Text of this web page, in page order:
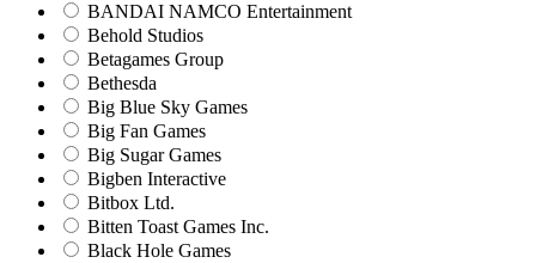
BANDAI NAMCO Entertainment
Behold Studios
Betagames Group
Bethesda
Big Blue Sky Games
Big Fan Games
Big Sugar Games
Bigben Interactive
Bitbox Ltd.
Bitten Toast Games Inc.
Black Hole Games